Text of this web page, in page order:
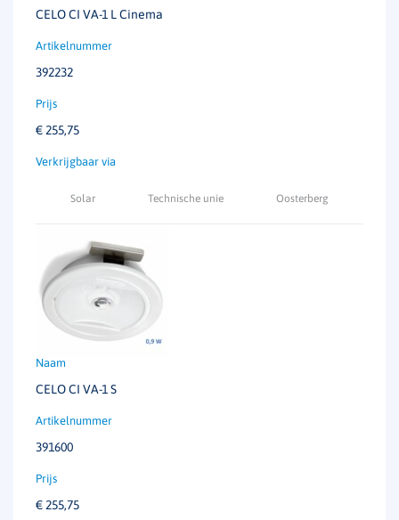
CELO CI VA-1 L Cinema
392232
€ 255,75
Solar Technische unie Oosterberg
CELO CI VA-1 S
391600
€ 255,75